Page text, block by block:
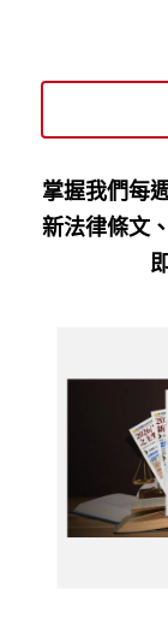
掌握我們每
新法律條文